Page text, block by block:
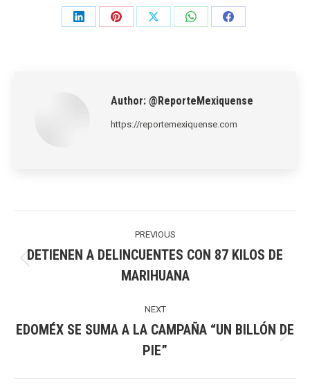
Share
Share
Share
Share
Share
Author: @ReporteMexiquense
https://reportemexiquense.com
PREVIOUS
post:
DETIENEN A DELINCUENTES CON 87 KILOS DE
MARIHUANA
NEXT
post:
EDOMÉX SE SUMA A LA CAMPAÑA “UN BILLÓN DE
PIE”